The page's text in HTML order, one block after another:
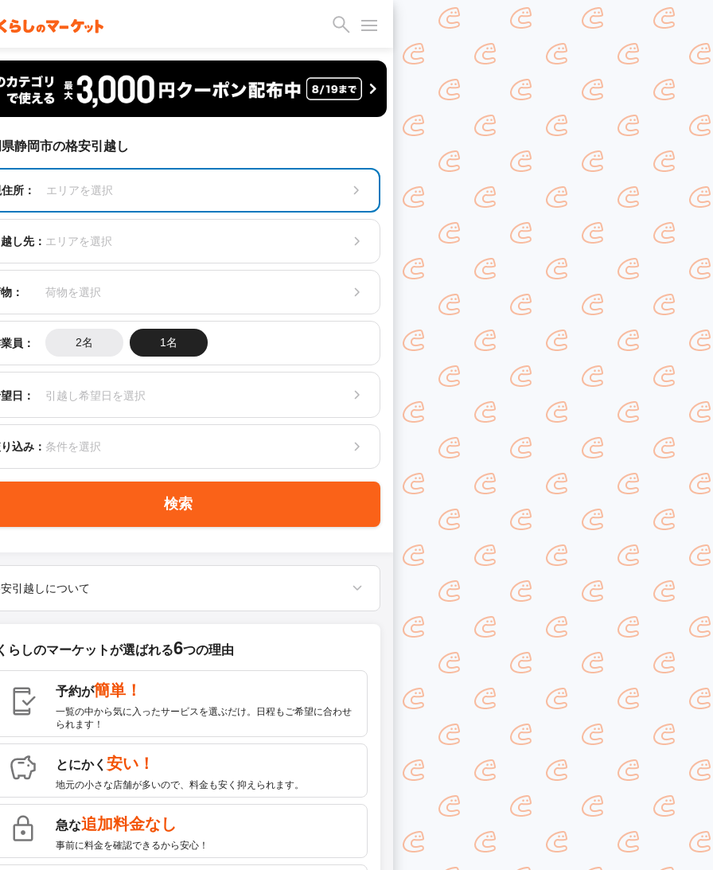
静岡市の格安引越し
所： エリアを選択
し先： エリアを選択
： 荷物を選択
員： 2名 1名
日： 引越し希望日を選択
込み： 条件を選択
検索
引越しについて
らしのマーケットが選ばれる6つの理由
予約が簡単！
一覧の中から気に入ったサービスを選ぶだけ。日程もご希望に合わせ
られます！
とにかく安い！
地元の小さな店舗が多いので、料金も安く抑えられます。
急な追加料金なし
事前に料金を確認できるから安心！